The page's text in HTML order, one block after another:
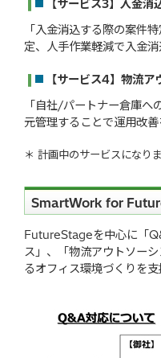
【サービス3】入金
「入金消込する際の案件
定、人手作業軽減で入金消
【サービス4】物流
「自社/パートナー倉庫
元管理することで運用改善
＊ 計画中のサービスになりま
SmartWork for
FutureStageを中心に「
ス」、「物流アウトソー
るオフィス環境づくりを支